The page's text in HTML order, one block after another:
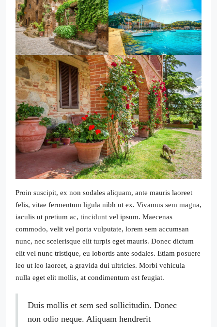
Proin suscipit, ex non sodales aliquam, ante mauris laoreet
felis, vitae fermentum ligula nibh ut ex. Vivamus sem magna,
iaculis ut pretium ac, tincidunt vel ipsum. Maecenas
commodo, velit vel porta vulputate, lorem sem accumsan
nunc, nec scelerisque elit turpis eget mauris. Donec dictum
elit vel nunc tristique, eu lobortis ante sodales. Etiam posuere
leo ut leo laoreet, a gravida dui ultricies. Morbi vehicula
nulla eget elit mollis, at condimentum est feugiat.
Duis mollis et sem sed sollicitudin. Donec
non odio neque. Aliquam hendrerit